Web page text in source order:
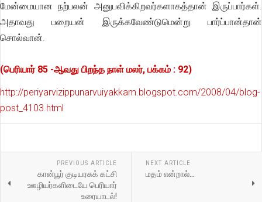
மேன்மையான நற்பலன் அனுபவிக்கிறவர்களாகத்தான் இருப்பார்கள்.
அதாவது பறையன் இருக்கவேண்டுமென்று பார்ப்பான்தான்
சொல்வான்.
(பெரியார் 85 -ஆவது பிறந்த நாள் மலர், பக்கம் : 92)
http://periyarvizippunarvuiyakkam.blogspot.com/2008/04/blog-
post_4103.html
PREVIOUS ARTICLE
கான்பூர் குடியரசுக் கட்சி
ஊழியர்களிடையே பெரியார்
உரையாடல்!
NEXT ARTICLE
மதம் என்றால்...